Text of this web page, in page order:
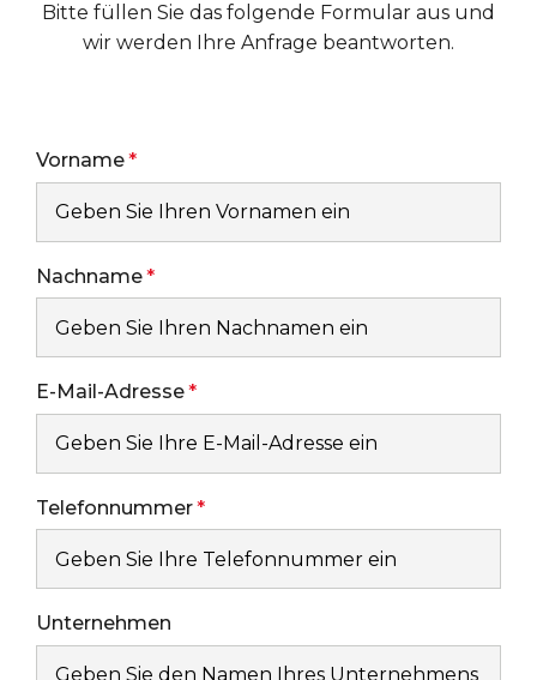
Bitte füllen Sie das folgende Formular aus und
wir werden Ihre Anfrage beantworten.
Vorname
Nachname
E-Mail-Adresse
Telefonnummer
Unternehmen